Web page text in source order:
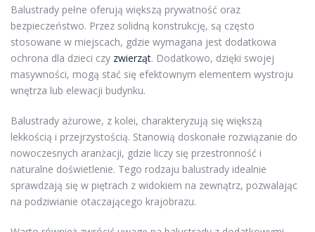
Balustrady pełne oferują większą prywatność oraz
bezpieczeństwo. Przez solidną konstrukcję, są często
stosowane w miejscach, gdzie wymagana jest dodatkowa
ochrona dla dzieci czy zwierząt. Dodatkowo, dzięki swojej
masywności, mogą stać się efektownym elementem wystroju
wnętrza lub elewacji budynku.
Balustrady ażurowe, z kolei, charakteryzują się większą
lekkością i przejrzystością. Stanowią doskonałe rozwiązanie do
nowoczesnych aranżacji, gdzie liczy się przestronność i
naturalne doświetlenie. Tego rodzaju balustrady idealnie
sprawdzają się w piętrach z widokiem na zewnątrz, pozwalając
na podziwianie otaczającego krajobrazu.